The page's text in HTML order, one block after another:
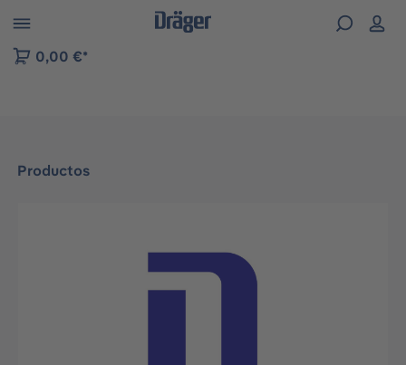
to B2B platform navigation
0,00 €*
Productos
Omitir galería de imágenes